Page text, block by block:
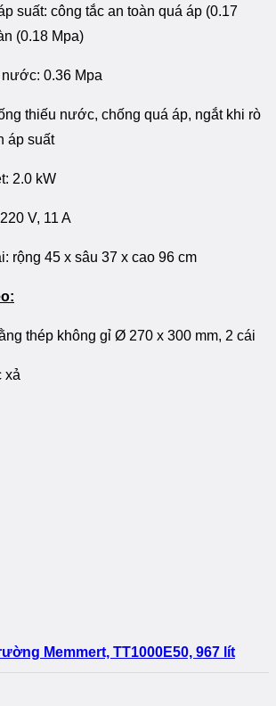
suất: công tắc an toàn quá áp (0.17
(0.18 Mpa)
0.36 Mpa
thiếu nước, chống quá áp, ngắt khi rò
áp suất
2.0 kW
V, 11 A
rộng 45 x sâu 37 x cao 96 cm
thép không gỉ Ø 270 x 300 mm, 2 cái
xả
Memmert, TT1000E50, 967 lít